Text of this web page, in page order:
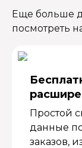
Еще больше
посмотреть
Простой
данные
заказов,